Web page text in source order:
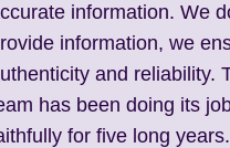
information. We
information, we
and reliability.
has been doing its
for five long years.